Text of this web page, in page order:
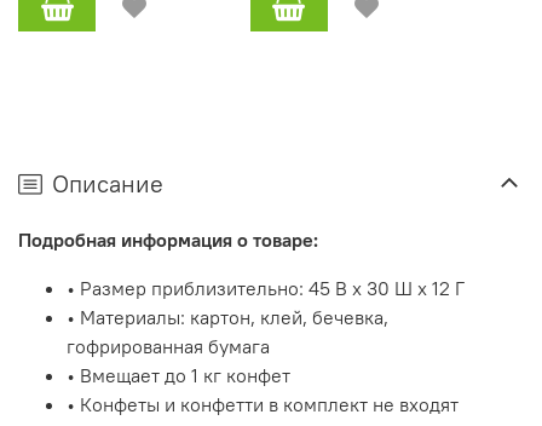
Описание
Подробная информация о товаре:
• Размер приблизительно: 45 В x 30 Ш x 12 Г
• Материалы: картон, клей, бечевка,
гофрированная бумага
• Вмещает до 1 кг конфет
• Конфеты и конфетти в комплект не входят